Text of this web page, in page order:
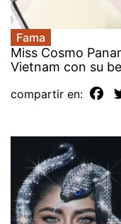
Fama
Miss Cosmo
Vietnam con su
compartir en: